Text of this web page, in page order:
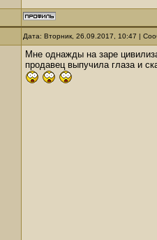
Дата: Вторник, 26.09.2017, 10:47 |
Мне однажды на заре
продавец выпучила глаза и